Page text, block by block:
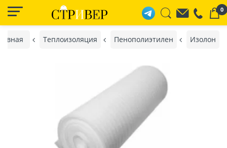
0
Теплоизоляция Пенополиэтилен Изолон